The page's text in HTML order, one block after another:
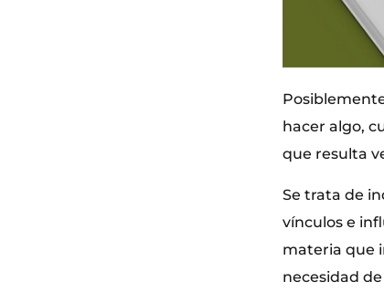
hacer algo,
que resulta
Se trata de
vínculos e
materia que
necesidad